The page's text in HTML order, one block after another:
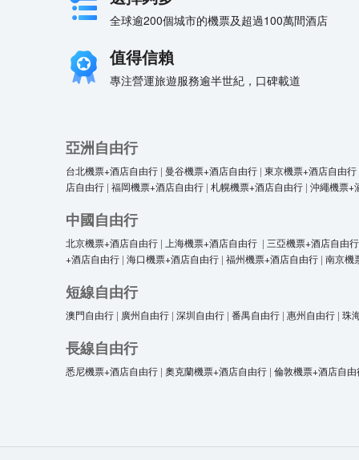
全球逾200個城市的機票及超過100萬間酒店
值得信賴
專注營運旅遊服務逾半世紀，口碑載道
亞洲自由行
台北機票+酒店自由行 | 曼谷機票+酒店自由行 | 東京機票+酒店自由行
店自由行 | 福岡機票+酒店自由行 | 札幌機票+酒店自由行 | 沖繩機票+
中國自由行
北京機票+酒店自由行 | 上海機票+酒店自由行 | 三亞機票+酒店自由行
+酒店自由行 | 海口機票+酒店自由行 | 福州機票+酒店自由行 | 南京機
短線自由行
澳門自由行 | 廣州自由行 | 深圳自由行 | 番禺自由行 | 惠州自由行 | 珠
長線自由行
悉尼機票+酒店自由行 | 奧克蘭機票+酒店自由行 | 倫敦機票+酒店自由